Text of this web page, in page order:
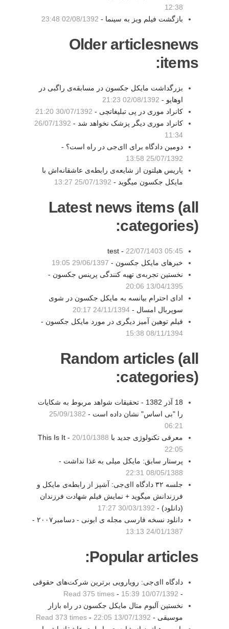
12:38
بازگشت فیلم ویز به سینما - 02/08/1392 23:48
Older articlesnews
items:
بزرگداشت مایکل جکسون در مسابقه‌ی راگبی در
اوهایو - 02/08/1392 21:23
کانراد موری در پی تبلیغاتچی - 30/07/1392 21:20
کانراد موری دیگر پزشک نخواهد شد - 26/07/1392
11:34
دومین دادگاه برای اای‌جی در راه است؟ -
25/07/1392 13:58
پاریس هیلتون از شایعه‌ی رابطه‌ی عاشقانه‌اش با
مایکل جکسون میگوید - 25/07/1392 13:27
Latest news items (all
categories):
test - 22/07/1403 05:45
خبرهای مایکل جکسون - 29/06/1397 19:05
نخستین تجربه‌ی تهیه کنندگی پرینس جکسون -
13/04/1395 20:06
ادای احترام بیانسه به مایکل جکسون در شوی
سوپربال امسال - 24/11/1394 20:17
فیلم توهین آمیز دیگری در مورد مایکل جکسون -
08/11/1394 15:38
Random articles (all
categories):
18 آذر 1382 - تحقيقات شواهد مربوط به شکايات
را "بی اساس" نشان داده است - 25/09/1382
06:21
معرفی تکنولوژی جدید با This Is It - 20/10/1388
22:05
پرستار سابق: مایکل میلی به غذا نداشت -
08/05/1388 22:31
جلسه ۳۲ دادگاه اای‌جی: آشپز از رابطه‌ی مایکل و
فرزندانش میگوید + نمایش فیلم شهادت فرزندان
(دانلود) - 30/03/1392 17:27
دانلود نسخه فارسی مجله ی ابونی - دسامبر۲۰۰۷ -
24/01/1387 13:13
Popular articles:
دادگاه اای‌جی: رویارویی برترین شرکت‌های حقوقی
-
10/07/1392 15:39
-
Read 375 times
نخستین آلبوم متال مایکل جکسون در راه بازار
موسیقی - 13/07/1392 22:05
-
Read 373 times